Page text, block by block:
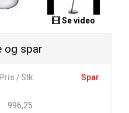
Se video
og spar
Pris / Stk Spar
996,25